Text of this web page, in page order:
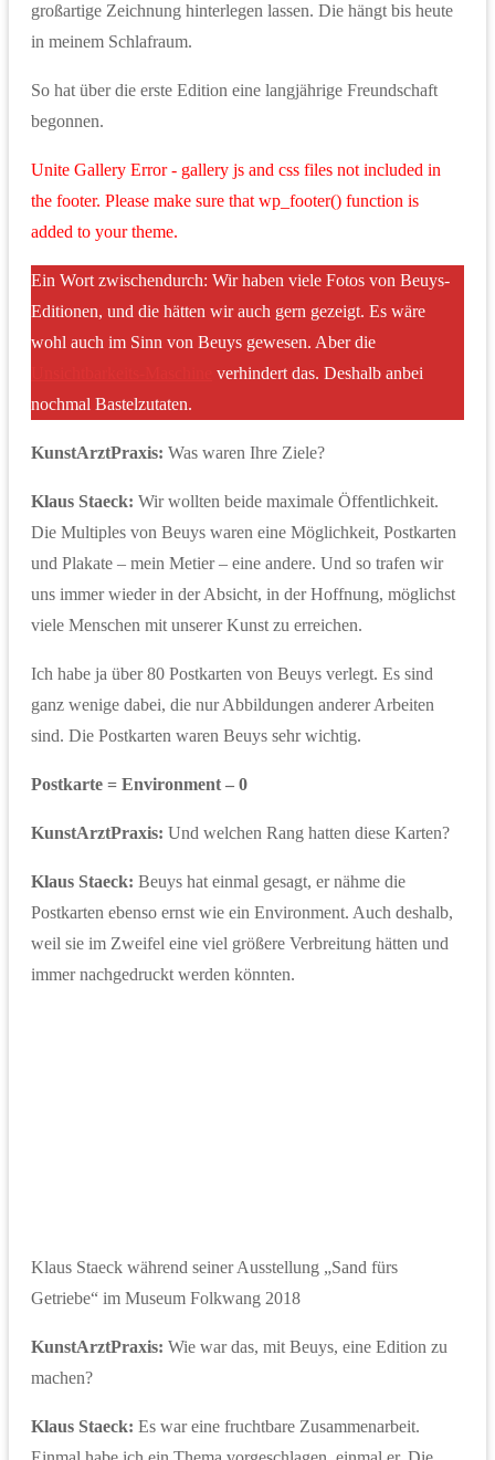
großartige Zeichnung hinterlegen lassen. Die hängt bis heute
in meinem Schlafraum.
So hat über die erste Edition eine langjährige Freundschaft
begonnen.
Unite Gallery Error - gallery js and css files not included in
the footer. Please make sure that wp_footer() function is
added to your theme.
Ein Wort zwischendurch: Wir haben viele Fotos von Beuys-
Editionen, und die hätten wir auch gern gezeigt. Es wäre
wohl auch im Sinn von Beuys gewesen. Aber die
verhindert das. Deshalb anbei
nochmal Bastelzutaten.
KunstArztPraxis: Was waren Ihre Ziele?
Klaus Staeck: Wir wollten beide maximale Öffentlichkeit.
Die Multiples von Beuys waren eine Möglichkeit, Postkarten
und Plakate – mein Metier – eine andere. Und so trafen wir
uns immer wieder in der Absicht, in der Hoffnung, möglichst
viele Menschen mit unserer Kunst zu erreichen.
Ich habe ja über 80 Postkarten von Beuys verlegt. Es sind
ganz wenige dabei, die nur Abbildungen anderer Arbeiten
sind. Die Postkarten waren Beuys sehr wichtig.
Postkarte = Environment – 0
KunstArztPraxis: Und welchen Rang hatten diese Karten?
Klaus Staeck: Beuys hat einmal gesagt, er nähme die
Postkarten ebenso ernst wie ein Environment. Auch deshalb,
weil sie im Zweifel eine viel größere Verbreitung hätten und
immer nachgedruckt werden könnten.
Klaus Staeck während seiner Ausstellung „Sand fürs
Getriebe“ im Museum Folkwang 2018
KunstArztPraxis: Wie war das, mit Beuys, eine Edition zu
machen?
Klaus Staeck: Es war eine fruchtbare Zusammenarbeit.